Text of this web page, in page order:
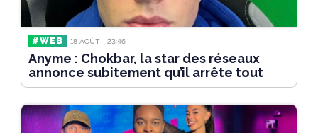
#WEB 18 AOÛT - 23:46
Anyme : Chokbar, la star des réseaux
annonce subitement qu’il arrête tout